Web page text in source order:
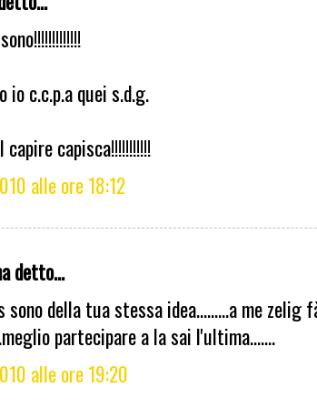
io c.c.p.a quei s.d.g.
capisca!!!!!!!!!!!
alle ore 18:12
detto...
sono della tua stessa idea.........a me zelig
partecipare a la sai l'ultima.......
alle ore 19:20